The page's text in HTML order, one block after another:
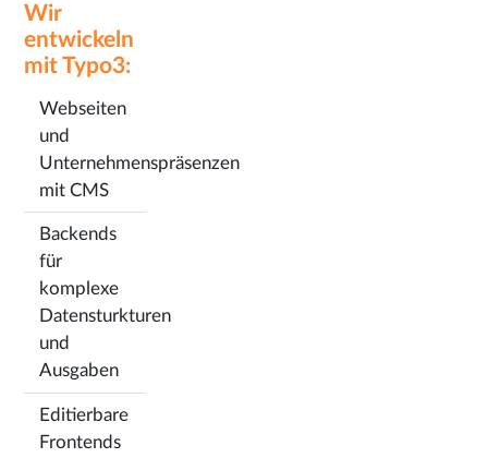
Wir
entwickeln
mit Typo3:
Webseiten
und
Unternehmenspräsenzen
mit CMS
Backends
für
komplexe
Datensturkturen
und
Ausgaben
Editierbare
Frontends